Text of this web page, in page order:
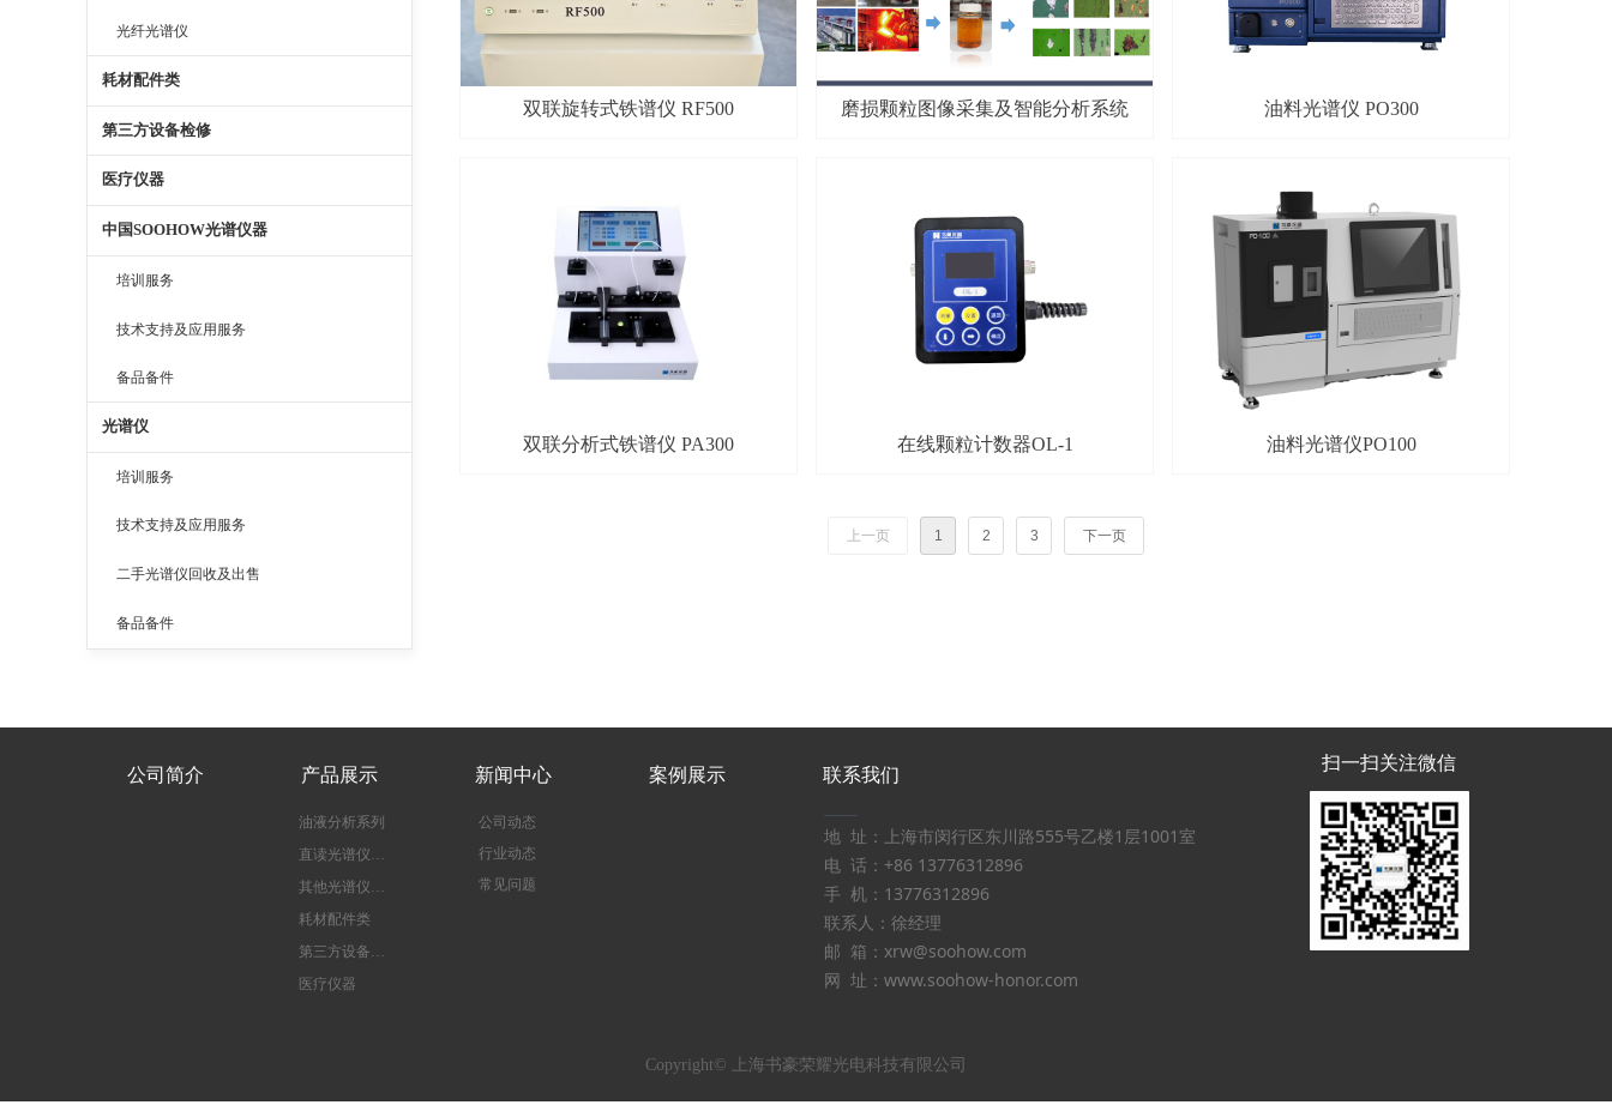
光纤光谱仪
耗材配件类
第三方设备检修
医疗仪器
中国SOOHOW光谱仪器
培训服务
技术支持及应用服务
备品备件
光谱仪
培训服务
技术支持及应用服务
二手光谱仪回收及出售
备品备件
双联旋转式铁谱仪 RF500 磨损颗粒图像采集及智能分析系统 油料光谱仪 PO300
双联分析式铁谱仪 PA300 在线颗粒计数器OL-1 油料光谱仪PO100
上一页 1 2 3 下一页
公司简介 产品展示 新闻中心 案例展示 联系我们 扫一扫关注微信
Copyright© 上海书豪荣耀光电科技有限公司
——
地 址：上海市闵行区东川路555号乙楼1层1001室
电 话：+86 13776312896
手 机：13776312896
联系人：徐经理
邮 箱：xrw@soohow.com
网 址：www.soohow-honor.com
油液分析系列
直读光谱仪系列
其他光谱仪系列
耗材配件类
第三方设备检修
医疗仪器
公司动态
行业动态
常见问题